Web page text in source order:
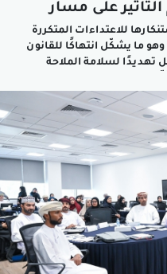
على مسار
للاعتداءات المتكررة
وهو ما يشكّل انتهاكًا للقانون
تهديدًا لسلامة الملاحة
الجارية بشأن الترتيبات